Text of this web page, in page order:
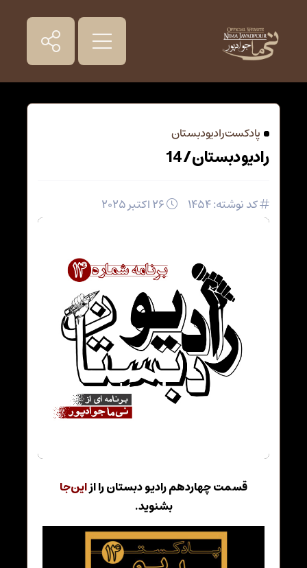
پادکست رادیو دبستان
رادیو دبستان / 14
کد نوشته: 1454
قسمت چهاردهم رادیو دبستان را ازاین‌جا
بشنوید.